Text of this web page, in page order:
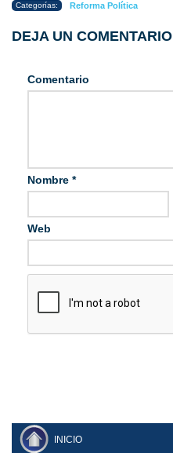
Categorías: Reforma Política
DEJA UN COMENTARIO
Comentario
Nombre *
Web
INICIO